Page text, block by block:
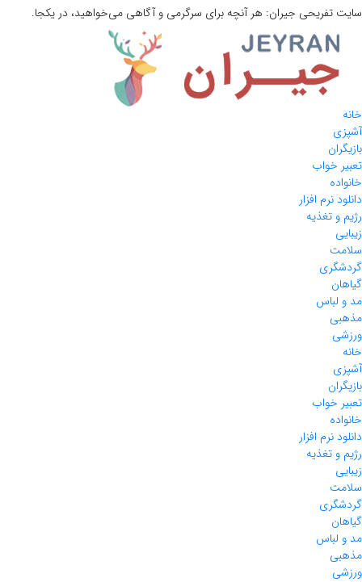
سایت تفریحی جیران: هر آنچه برای سرگرمی و آگاهی می‌خواهید، در یکجا.
خانه
آشپزی
بازیگران
تعبیر خواب
خانواده
دانلود نرم افزار
رژیم و تغذیه
زیبایی
سلامت
گردشگری
گیاهان
مد و لباس
مذهبی
ورزشی
خانه
آشپزی
بازیگران
تعبیر خواب
خانواده
دانلود نرم افزار
رژیم و تغذیه
زیبایی
سلامت
گردشگری
گیاهان
مد و لباس
مذهبی
ورزشی